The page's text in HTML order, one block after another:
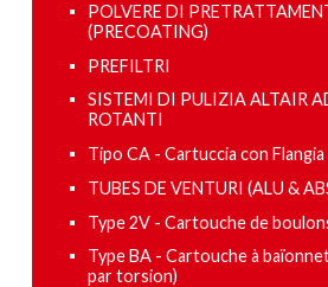
POLVERE DI
(PRECOATING)
PREFILTRI
SISTEMI DI PULIZIA ALTAIR
ROTANTI
Tipo CA - Cartuccia con
TUBES DE VENTURI (ALU &
Type 2V - Cartouche de
Type BA - Cartouche à
par torsion)